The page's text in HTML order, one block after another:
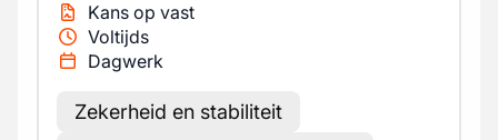
Kans op vast
Voltijds
Dagwerk
Zekerheid en stabiliteit